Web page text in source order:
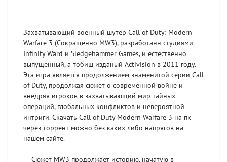
Захватывающий военный шутер Call of Duty: Modern
Warfare 3 (Сокращенно MW3), разработанн студиями
Infinity Ward и Sledgehammer Games, и естественно
выпущенный, а тобиш изданый Activision в 2011 году.
Эта игра является продолжением знаменитой серии Call
of Duty, продолжая сюжет о современной войне и
внедряя игроков в захватывающий мир тайных
операций, глобальных конфликтов и невероятной
интриги. Скачать Call of Duty Modern Warfare 3 на пк
через торрент можно без каких либо напрягов на
нашем сайте.
Сюжет MW3 продолжает историю, начатую в